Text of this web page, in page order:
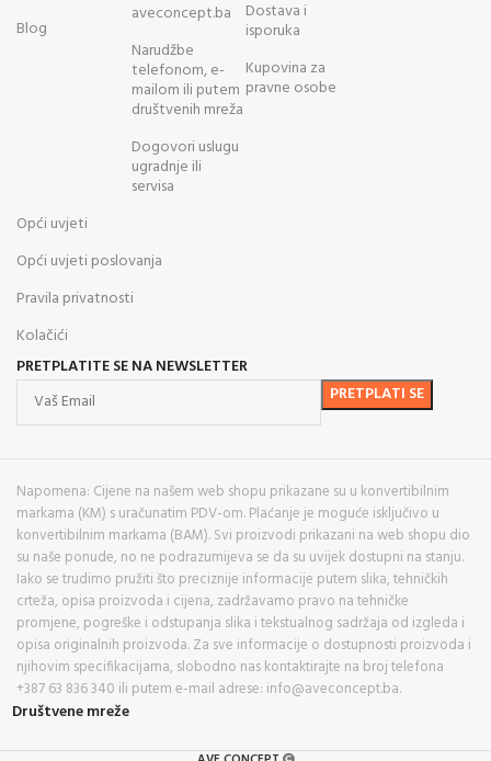
Blog
aveconcept.ba
Narudžbe
telefonom, e-
mailom ili putem
društvenih mreža
Dogovori uslugu
ugradnje ili
servisa
Dostava i
isporuka
Kupovina za
pravne osobe
Opći uvjeti
Opći uvjeti poslovanja
Pravila privatnosti
Kolačići
PRETPLATITE SE NA NEWSLETTER
Napomena: Cijene na našem web shopu prikazane su u konvertibilnim
markama (KM) s uračunatim PDV-om. Plaćanje je moguće isključivo u
konvertibilnim markama (BAM). Svi proizvodi prikazani na web shopu dio
su naše ponude, no ne podrazumijeva se da su uvijek dostupni na stanju.
Iako se trudimo pružiti što preciznije informacije putem slika, tehničkih
crteža, opisa proizvoda i cijena, zadržavamo pravo na tehničke
promjene, pogreške i odstupanja slika i tekstualnog sadržaja od izgleda i
opisa originalnih proizvoda. Za sve informacije o dostupnosti proizvoda i
njihovim specifikacijama, slobodno nas kontaktirajte na broj telefona
+387 63 836 340 ili putem e-mail adrese: info@aveconcept.ba.
Društvene mreže